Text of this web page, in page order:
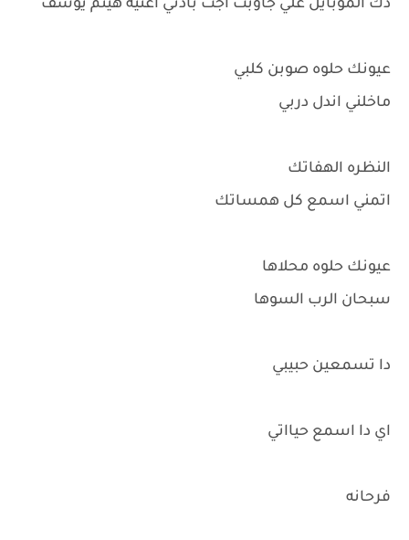
دك الموبايل علي جاوبت اجت باذني اغنيه هيثم يوسف
عيونك حلوه صوبن كلبي
ماخلني اندل دربي
النظره الهفاتك
اتمني اسمع كل همساتك
عيونك حلوه محلاها
سبحان الرب السوها
دا تسمعين حبيبي
اي دا اسمع حيااتي
فرحانه